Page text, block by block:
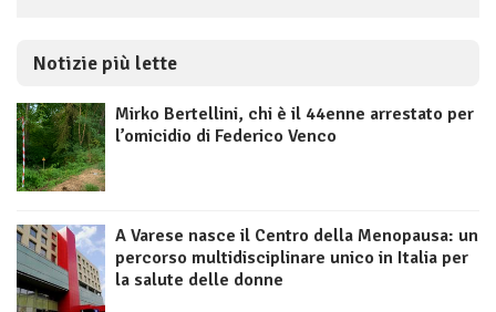
Notizie più lette
Mirko Bertellini, chi è il 44enne arrestato per
l’omicidio di Federico Venco
A Varese nasce il Centro della Menopausa: un
percorso multidisciplinare unico in Italia per
la salute delle donne